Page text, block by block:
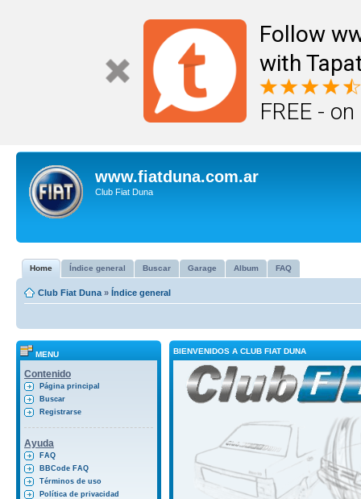
Follow
with
FREE -
www.fiatduna.com.ar
Club Fiat Duna
Home Índice general Buscar Garage Album FAQ
Club Fiat Duna » Índice general
MENU
Contenido
Página principal
Buscar
Registrarse
Ayuda
FAQ
BBCode FAQ
Términos de uso
Política de privacidad
BIENVENIDOS A CLUB FIAT DUNA